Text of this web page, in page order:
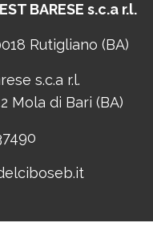
BARESE s.c.a r.l.
Rutigliano (BA)
s.c.a r.l.
Mola di Bari (BA)